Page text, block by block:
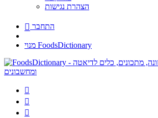
הצהרת נגישות
 התחבר
מנוי FoodsDictionary


